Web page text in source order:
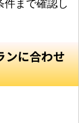
件まで確認し
ンに合わせ